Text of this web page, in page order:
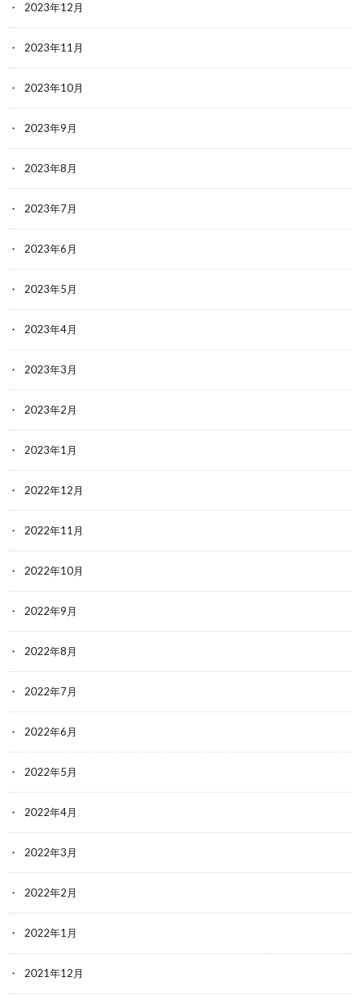
2023年12月
2023年11月
2023年10月
2023年9月
2023年8月
2023年7月
2023年6月
2023年5月
2023年4月
2023年3月
2023年2月
2023年1月
2022年12月
2022年11月
2022年10月
2022年9月
2022年8月
2022年7月
2022年6月
2022年5月
2022年4月
2022年3月
2022年2月
2022年1月
2021年12月